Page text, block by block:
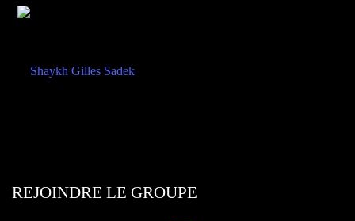
REJOINDRE LE GROUPE